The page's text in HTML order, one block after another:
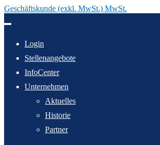
Geschäftskunde (exkl. MwSt.) MwSt.
Inhalt
Login
Stellenangebote
InfoCenter
Unternehmen
Aktuelles
Historie
Partner